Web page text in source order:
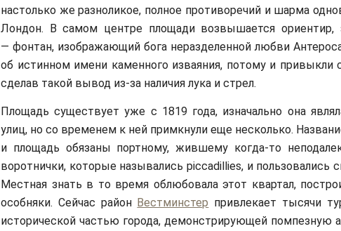
настолько же разноликое, полное противоречий и шарма
Лондон. В самом центре площади возвышается ориентир,
— фонтан, изображающий бога неразделенной любви
об истинном имени каменного изваяния, потому и привыкли
сделав такой вывод из-за наличия лука и стрел.
Площадь существует уже с 1819 года, изначально она
улиц, но со временем к ней примкнули еще несколько.
и площадь обязаны портному, жившему когда-то
воротнички, которые назывались piccadillies, и пользовались
Местная знать в то время облюбовала этот квартал,
особняки. Сейчас район Вестминстер привлекает тысячи
исторической частью города, демонстрирующей помпезную